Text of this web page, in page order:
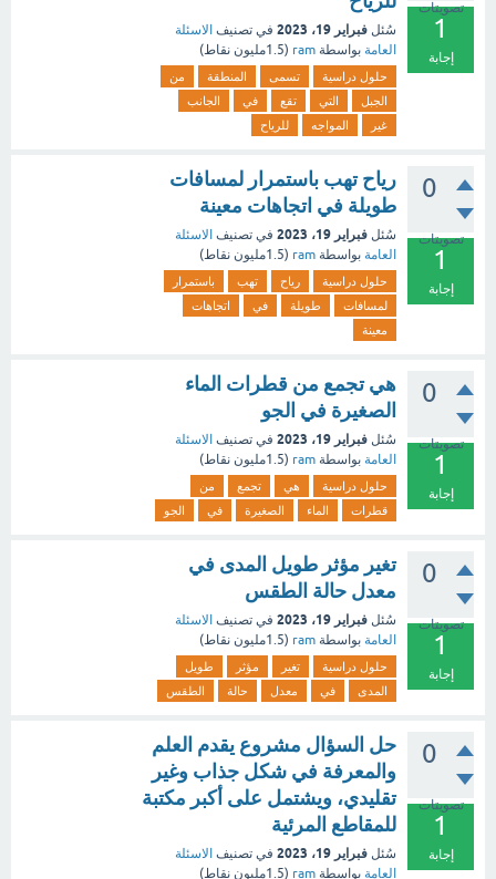
تصويتات
1
إجابة
سُئل فبراير 19، 2023 في تصنيف الاسئلة
العامة بواسطة ram
(1.5مليون نقاط)
حلول دراسية تسمى المنطقة
من
الجبل
التي تقع في
الجانب
غير
المواجه للرياح
0
تصويتات
1
إجابة
رياح تهب باستمرار لمسافات
طويلة في اتجاهات معينة
سُئل فبراير 19، 2023 في تصنيف الاسئلة
العامة بواسطة ram
(1.5مليون نقاط)
حلول دراسية رياح تهب
باستمرار
لمسافات
طويلة في
اتجاهات
معينة
0
تصويتات
1
إجابة
هي تجمع من قطرات الماء
الصغيرة في الجو
سُئل فبراير 19، 2023 في تصنيف الاسئلة
العامة بواسطة ram
(1.5مليون نقاط)
حلول دراسية هي تجمع
من
قطرات
الماء الصغيرة في الجو
0
تصويتات
1
إجابة
تغير مؤثر طويل المدى في
معدل حالة الطقس
سُئل فبراير 19، 2023 في تصنيف الاسئلة
العامة بواسطة ram
(1.5مليون نقاط)
حلول دراسية تغير مؤثر
طويل
المدى
في معدل حالة الطقس
0
تصويتات
1
إجابة
حل السؤال مشروع يقدم العلم
والمعرفة في شكل جذاب وغير
تقليدي، ويشتمل على أكبر مكتبة
للمقاطع المرئية
سُئل فبراير 19، 2023 في تصنيف الاسئلة
العامة بواسطة ram
(1.5مليون نقاط)